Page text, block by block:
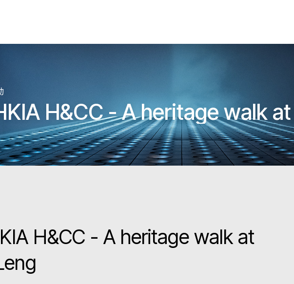
H&CC - A heritage walk
H&CC - A heritage walk at